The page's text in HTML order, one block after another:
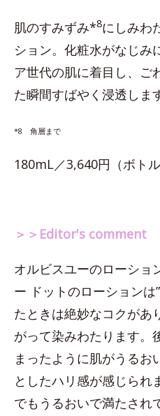
肌のすみずみ*8にしみわ
ション。化粧水がなじみ
ア世代の肌に着目し、ご
た瞬間すばやく浸透しま
*8 角層まで
180mL／3,640円（ボト
＞＞Editor's comment
オルビスユーのローショ
ー ドットのローションは
たときは絶妙なコクがあ
がって染みわたります。
まったように肌がうるお
としたハリ感が感じられ
でもうるおいで満たされ